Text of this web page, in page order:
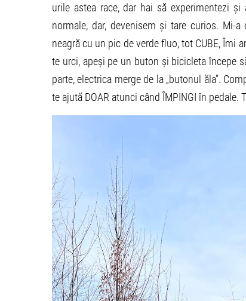
urile astea race, dar hai să experimentezi și
normale, dar, devenisem și tare curios. Mi-
neagră cu un pic de verde fluo, tot CUBE, Îmi
te urci, apeși pe un buton și bicicleta începe
parte, electrica merge de la „butonul ăla”.
te ajută DOAR atunci când ÎMPINGI în pedale.